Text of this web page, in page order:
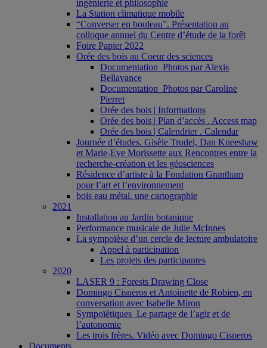
ingénierie et philosophie
La Station climatique mobile
“Converser en bouleau”. Présentation au
colloque annuel du Centre d’étude de la forêt
Foire Papier 2022
Orée des bois au Coeur des sciences
Documentation_Photos par Alexis
Bellavance
Documentation_Photos par Caroline
Pierret
Orée des bois | Informations
Orée des bois | Plan d’accès . Access map
Orée des bois | Calendrier . Calendar
Journée d’études. Gisèle Trudel, Dan Kneeshaw
et Marie-Eve Morissette aux Rencontres entre la
recherche-création et les géosciences
Résidence d’artiste à la Fondation Grantham
pour l’art et l’environnement
bois eau métal. une cartographie
2021
Installation au Jardin botanique
Performance musicale de Julie McInnes
La sympoïèse d’un cercle de lecture ambulatoire
Appel à participation
Les projets des participantes
2020
LASER 9 : Forests Drawing Close
Domingo Cisneros et Antoinette de Robien, en
conversation avec Isabelle Miron
Sympoïétiques_Le partage de l’agir et de
l’autonomie
Les trois frères. Vidéo avec Domingo Cisneros
Documents